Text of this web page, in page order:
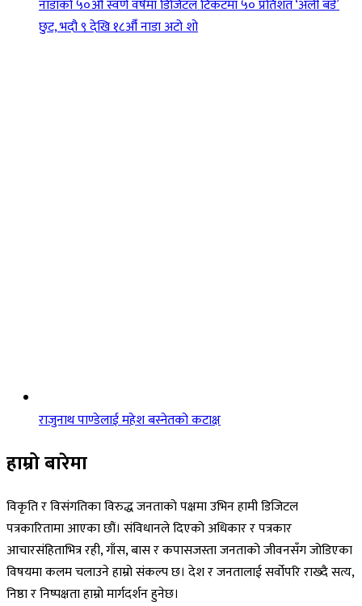
नाडाको ५०औँ स्वर्ण वर्षमा डिजिटल टिकटमा ५० प्रतिशत ‘अर्ली बर्ड’
छुट, भदौ ९ देखि १८औँ नाडा अटो शो
राजुनाथ पाण्डेलाई महेश बस्नेतको कटाक्ष
हाम्रो बारेमा
विकृति र विसंगतिका विरुद्ध जनताको पक्षमा उभिन हामी डिजिटल
पत्रकारितामा आएका छौं। संविधानले दिएको अधिकार र पत्रकार
आचारसंहिताभित्र रही, गाँस, बास र कपासजस्ता जनताको जीवनसँग जोडिएका
विषयमा कलम चलाउने हाम्रो संकल्प छ। देश र जनतालाई सर्वोपरि राख्दै सत्य,
निष्ठा र निष्पक्षता हाम्रो मार्गदर्शन हुनेछ।